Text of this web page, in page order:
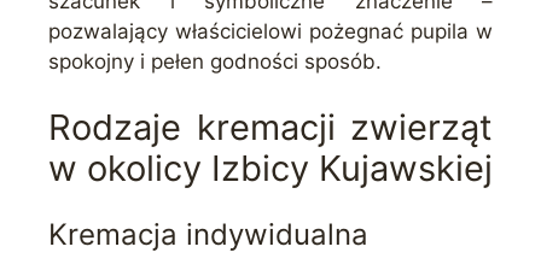
pozwalający właścicielowi pożegnać pupila w
spokojny i pełen godności sposób.
Rodzaje kremacji zwierząt
w okolicy Izbicy Kujawskiej
Kremacja indywidualna